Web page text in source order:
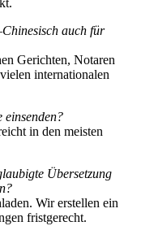
auch für
Gerichten, Notaren
internationalen
in den meisten
Übersetzung
Wir erstellen ein
fristgerecht.